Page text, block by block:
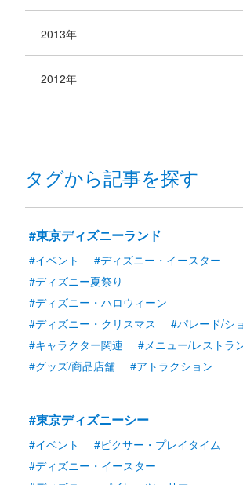
2013年
2012年
タグから記事を探す
#東京ディズニーランド
#イベント
#ディズニー・イースター
#ディズニー夏祭り
#ディズニー・ハロウィーン
#ディズニー・クリスマス
#パレード/シ
#キャラクター関連
#メニュー/レストラ
#グッズ/商品店舗
#アトラクション
#東京ディズニーシー
#イベント
#ピクサー・プレイタイム
#ディズニー・イースター